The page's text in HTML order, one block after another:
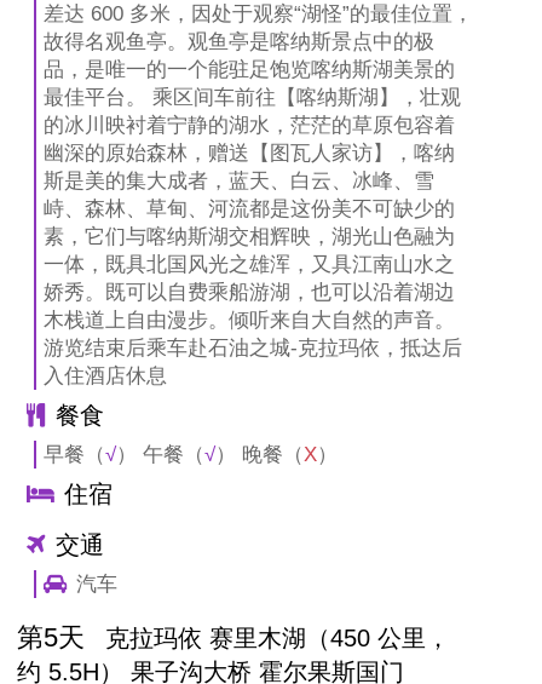
差达 600 多米，因处于观察“湖怪”的最佳位置，
故得名观鱼亭。观鱼亭是喀纳斯景点中的极
品，是唯一的一个能驻足饱览喀纳斯湖美景的
最佳平台。 乘区间车前往【喀纳斯湖】，壮观
的冰川映衬着宁静的湖水，茫茫的草原包容着
幽深的原始森林，赠送【图瓦人家访】，喀纳
斯是美的集大成者，蓝天、白云、冰峰、雪
峙、森林、草甸、河流都是这份美不可缺少的
素，它们与喀纳斯湖交相辉映，湖光山色融为
一体，既具北国风光之雄浑，又具江南山水之
娇秀。既可以自费乘船游湖，也可以沿着湖边
木栈道上自由漫步。倾听来自大自然的声音。
游览结束后乘车赴石油之城-克拉玛依，抵达后
入住酒店休息
餐食
早餐（√） 午餐（√） 晚餐（X）
住宿
交通
汽车
第5天
克拉玛依 赛里木湖（450 公里，
约 5.5H） 果子沟大桥 霍尔果斯国门